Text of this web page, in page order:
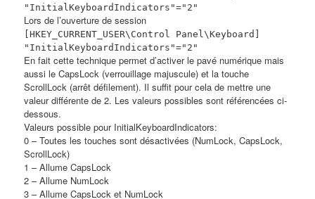
"InitialKeyboardIndicators"="2"
Lors de l’ouverture de session
[HKEY_CURRENT_USER\Control Panel\Keyboard]
"InitialKeyboardIndicators"="2"
En fait cette technique permet d’activer le pavé numérique mais
aussi le CapsLock (verrouillage majuscule) et la touche
ScrollLock (arrêt défilement). Il suffit pour cela de mettre une
valeur différente de 2. Les valeurs possibles sont référencées ci-
dessous.
Valeurs possible pour InitialKeyboardIndicators:
0 – Toutes les touches sont désactivées (NumLock, CapsLock,
ScrollLock)
1 – Allume CapsLock
2 – Allume NumLock
3 – Allume CapsLock et NumLock